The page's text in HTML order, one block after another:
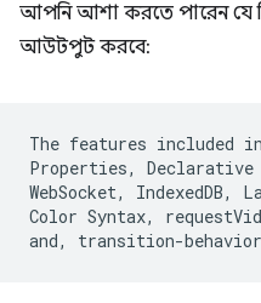
আপনি আশা করতে পারেন যে
আউটপুট করবে:
The features included
Properties, Declarative
WebSocket, IndexedDB,
Color Syntax,